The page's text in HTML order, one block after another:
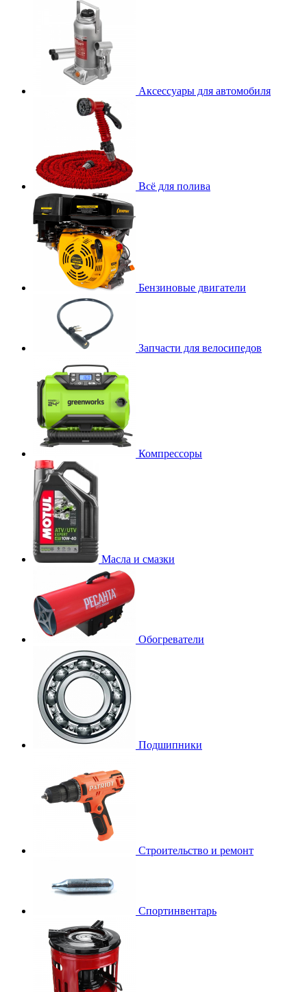
Аксессуары для автомобиля
Всё для полива
Бензиновые двигатели
Запчасти для велосипедов
Компрессоры
Масла и смазки
Обогреватели
Подшипники
Строительство и ремонт
Спортинвентарь